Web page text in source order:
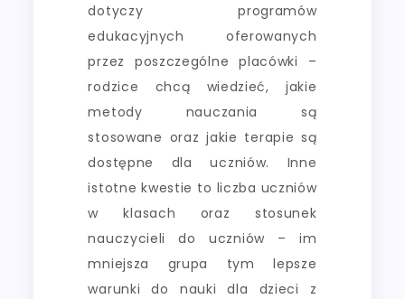
dotyczy programów
edukacyjnych oferowanych
przez poszczególne placówki –
rodzice chcą wiedzieć, jakie
metody nauczania są
stosowane oraz jakie terapie są
dostępne dla uczniów. Inne
istotne kwestie to liczba uczniów
w klasach oraz stosunek
nauczycieli do uczniów – im
mniejsza grupa tym lepsze
warunki do nauki dla dzieci z